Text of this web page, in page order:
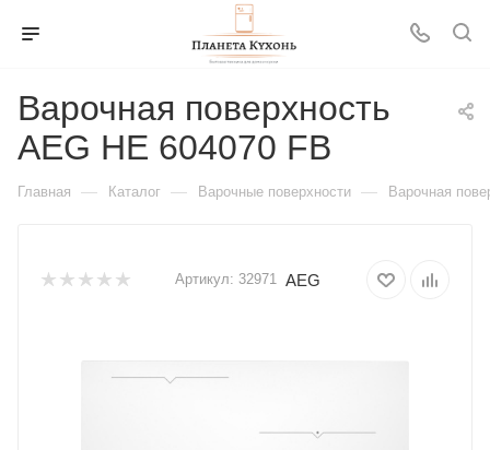
Варочная поверхность
AEG HE 604070 FB
Главная — Каталог — Варочные поверхности — Варочная
Артикул: 32971 AEG